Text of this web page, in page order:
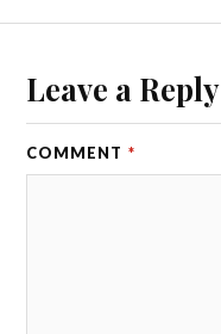
Leave a Reply
COMMENT *